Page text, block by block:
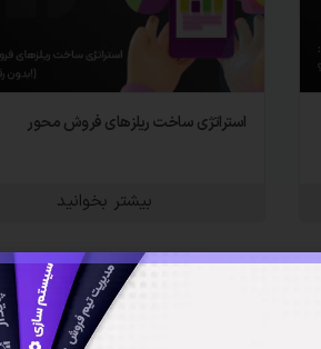
استراتژی ساخت ریلزهای فروش محور
بیشتر بخوانید